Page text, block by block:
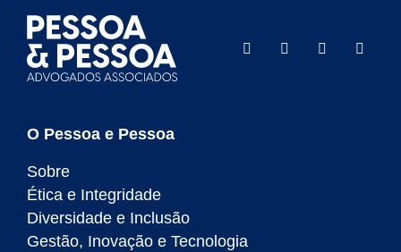
O Pessoa e Pessoa
Sobre
Ética e Integridade
Diversidade e Inclusão
Gestão, Inovação e Tecnologia